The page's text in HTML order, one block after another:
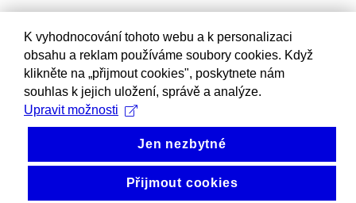
K vyhodnocování tohoto webu a k personalizaci
obsahu a reklam používáme soubory cookies. Když
klikněte na „přijmout cookies", poskytnete nám
souhlas k jejich uložení, správě a analýze.
Upravit možnosti
Jen nezbytné
Přijmout cookies